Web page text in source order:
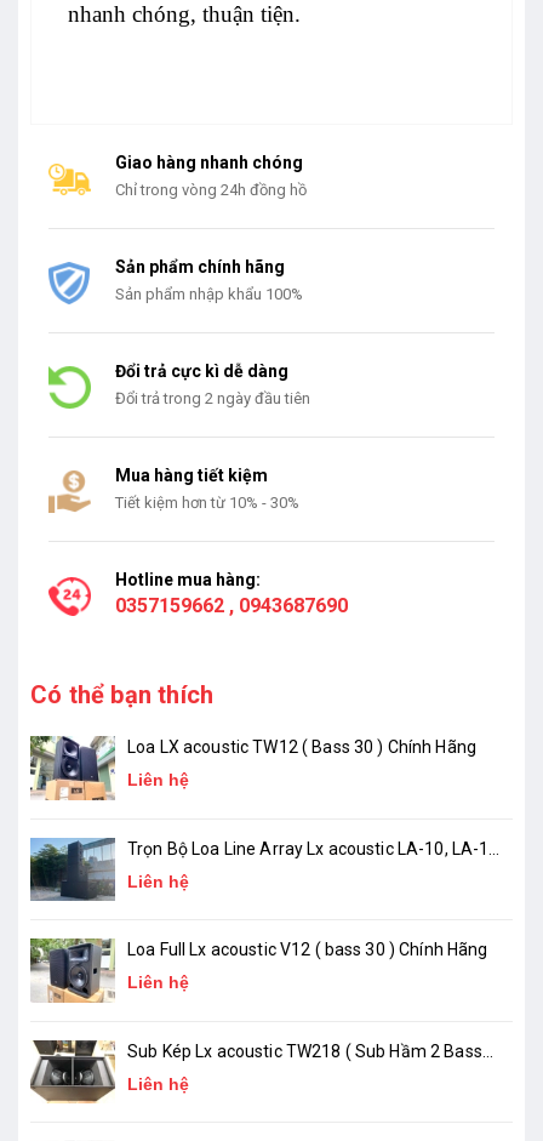
nhanh chóng, thuận tiện.
Giao hàng nhanh chóng
Chỉ trong vòng 24h đồng hồ
Sản phẩm chính hãng
Sản phẩm nhập khẩu 100%
Đổi trả cực kì dễ dàng
Đổi trả trong 2 ngày đầu tiên
Mua hàng tiết kiệm
Tiết kiệm hơn từ 10% - 30%
Hotline mua hàng:
0357159662 , 0943687690
Có thể bạn thích
Loa LX acoustic TW12 ( Bass 30 ) Chính Hãng
Liên hệ
Trọn Bộ Loa Line Array Lx acoustic LA-10, LA-18
( chính hãng )
Liên hệ
Loa Full Lx acoustic V12 ( bass 30 ) Chính Hãng
Liên hệ
Sub Kép Lx acoustic TW218 ( Sub Hầm 2 Bass
50 )_ Chính Hãng
Liên hệ